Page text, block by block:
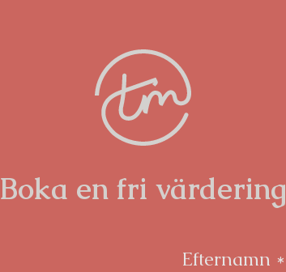
Boka en fri värdering